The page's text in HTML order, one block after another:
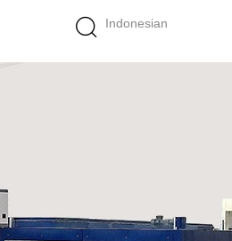
Indonesian